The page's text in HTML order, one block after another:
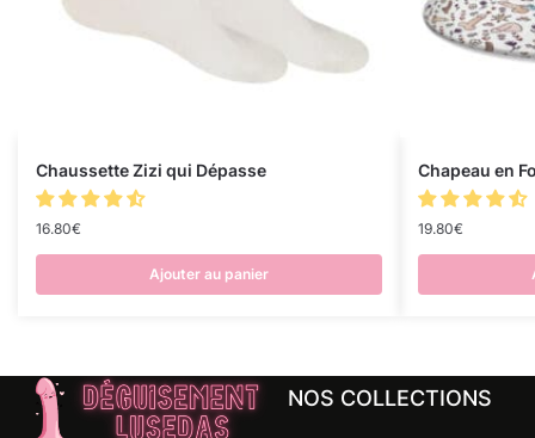
Chaussette Zizi qui Dépasse
16.80€
Ajouter au panier
Chapeau en
19.80€
NOS COLLECTIONS